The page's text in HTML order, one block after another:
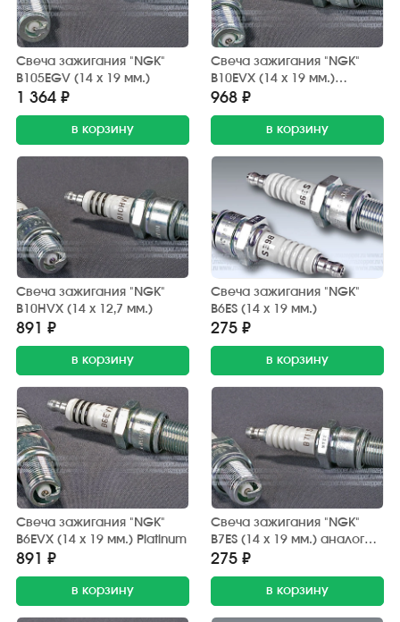
Свеча зажигания "NGK"
B105EGV (14 х 19 мм.)
1 364 ₽
в корзину
Свеча зажигания "NGK"
B10EVX (14 х 19 мм.)
Platinum
968 ₽
в корзину
Свеча зажигания "NGK"
B10HVX (14 х 12,7 мм.)
891 ₽
в корзину
Свеча зажигания "NGK"
B6ES (14 х 19 мм.)
275 ₽
в корзину
Свеча зажигания "NGK"
B6EVX (14 х 19 мм.) Platinum
891 ₽
в корзину
Свеча зажигания "NGK"
B7ES (14 х 19 мм.) аналог
А23ДРМ
275 ₽
в корзину